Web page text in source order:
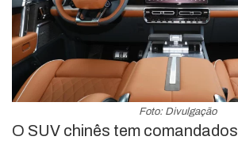
Foto: Divulgação
O SUV chinês tem comandados